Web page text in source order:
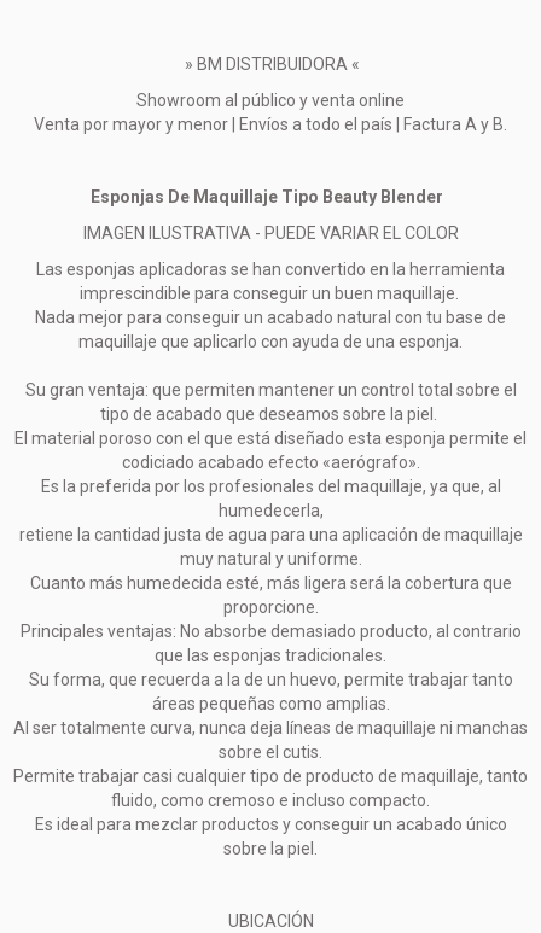
» BM DISTRIBUIDORA «
Showroom al público y venta online
Venta por mayor y menor | Envíos a todo el país | Factura A y B.
Esponjas De Maquillaje Tipo Beauty Blender
IMAGEN ILUSTRATIVA - PUEDE VARIAR EL COLOR
Las esponjas aplicadoras se han convertido en la herramienta
imprescindible para conseguir un buen maquillaje.
Nada mejor para conseguir un acabado natural con tu base de
maquillaje que aplicarlo con ayuda de una esponja.
Su gran ventaja: que permiten mantener un control total sobre el
tipo de acabado que deseamos sobre la piel.
El material poroso con el que está diseñado esta esponja permite el
codiciado acabado efecto «aerógrafo».
Es la preferida por los profesionales del maquillaje, ya que, al
humedecerla,
retiene la cantidad justa de agua para una aplicación de maquillaje
muy natural y uniforme.
Cuanto más humedecida esté, más ligera será la cobertura que
proporcione.
Principales ventajas: No absorbe demasiado producto, al contrario
que las esponjas tradicionales.
Su forma, que recuerda a la de un huevo, permite trabajar tanto
áreas pequeñas como amplias.
Al ser totalmente curva, nunca deja líneas de maquillaje ni manchas
sobre el cutis.
Permite trabajar casi cualquier tipo de producto de maquillaje, tanto
fluido, como cremoso e incluso compacto.
Es ideal para mezclar productos y conseguir un acabado único
sobre la piel.
UBICACIÓN